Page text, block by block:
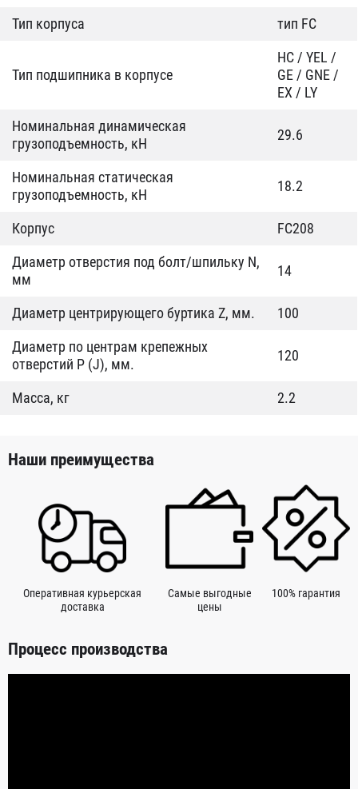
Тип корпуса тип FC
Тип подшипника в корпусе
HC / YEL /
GE / GNE /
EX / LY
Номинальная динамическая
грузоподъемность, кН
29.6
Номинальная статическая
грузоподъемность, кН
18.2
Корпус
FC208
Диаметр отверстия под болт/шпильку N,
мм
14
Диаметр центрирующего буртика Z, мм.
100
Диаметр по центрам крепежных
отверстий P (J), мм.
120
Масса, кг 2.2
Наши преимущества
Оперативная курьерская
доставка
Самые выгодные
цены
100% гарантия
Процесс производства